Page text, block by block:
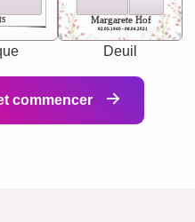
Margarete Hof
02.05.1940 - 08.04.2021
Deuil
commencer